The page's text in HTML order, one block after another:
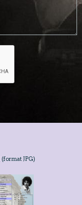
(format JPG)